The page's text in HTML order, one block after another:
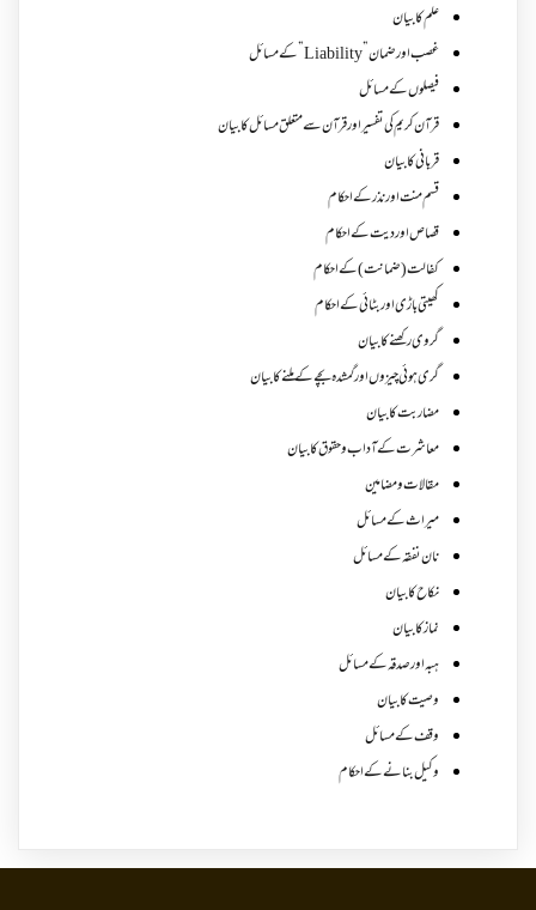
علم کا بیان
غصب اورضمان”Liability” کے مسائل
فیصلوں کے مسائل
قرآن کریم کی تفسیر اور قرآن سے متعلق مسائل کا بیان
قربانی کا بیان
قسم منت اور نذر کے احکام
قصاص اور دیت کے احکام
کفالت (ضمانت) کے احکام
کھیتی باڑی اور بٹائی کے احکام
گروی رکھنے کا بیان
گری ہوئی چیزوں اورگمشدہ بچے کے ملنے کا بیان
مضاربت کا بیان
معاشرت کے آداب و حقوق کا بیان
مقالات ومضامین
میراث کے مسائل
نان نفقہ کے مسائل
نکاح کا بیان
نماز کا بیان
ہبہ اور صدقہ کے مسائل
وصیت کا بیان
وقف کے مسائل
وکیل بنانے کے احکام